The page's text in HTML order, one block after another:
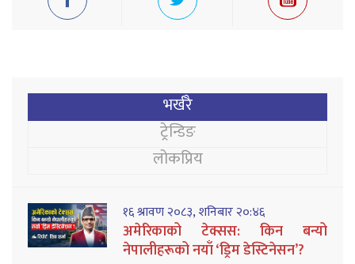
भर्खरै
ट्रेन्डिङ
लोकप्रिय
१६ श्रावण २०८३, शनिबार २०:४६
अमेरिकाको टेक्सस: किन बन्यो
नेपालीहरूको नयाँ ‘ड्रिम डेस्टिनेसन’?